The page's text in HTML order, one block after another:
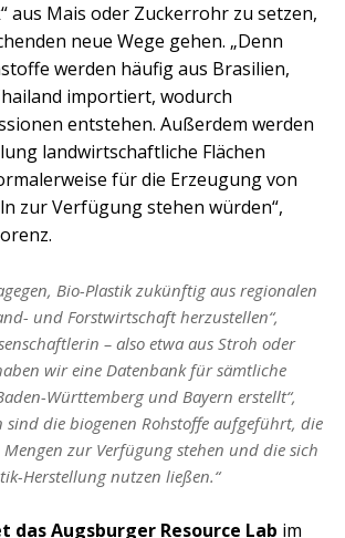
aus Mais oder Zuckerrohr zu setzen,
neue Wege gehen. „Denn
werden häufig aus Brasilien,
importiert, wodurch
entstehen. Außerdem werden
landwirtschaftliche Flächen
für die Erzeugung von
zur Verfügung stehen würden“,
Bio-Plastik zukünftig aus regionalen
und Forstwirtschaft herzustellen“,
– also etwa aus Stroh oder
wir eine Datenbank für sämtliche
Württemberg und Bayern erstellt“,
sind die biogenen Rohstoffe aufgeführt, die
zur Verfügung stehen und die sich
Herstellung nutzen ließen.“
das Augsburger Resource Lab im